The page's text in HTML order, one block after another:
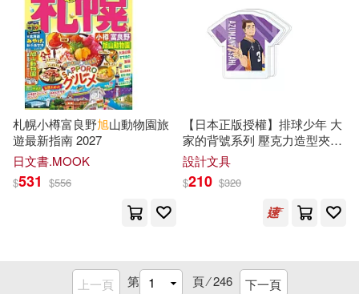
崔陟(5) 崔際銀(5)
崔麗英(5)
張鑫旭(5)
日本旭屋出版(5) 旭凜太郎(5)
暮曇(5)
海洋出版社(15)
西南財經大學出版社(15)
遠東圖書(15)
鄭州大學出版社(15)
上海譯文出版社(14)
札幌小樽富良野旭山動物園旅
遊最新指南 2027
日文書.MOOK
$531 $556
【日本正版授權】排球少年 大
家的背號系列 壓克力造型夾子
- 東峰旭
設計文具
$210 $320
上一頁 第 頁 ⁄246 下一頁